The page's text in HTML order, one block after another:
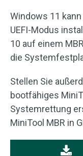
Windows 11
UEFI-Modus
10 auf einem
die
Stellen Sie
bootfähiges
Systemrettung
MiniTool MBR in